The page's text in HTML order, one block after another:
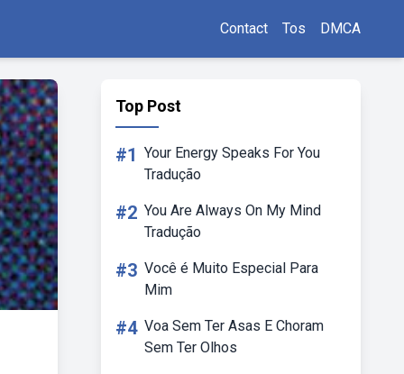
Contact Tos DMCA
Top Post
#1 Your Energy Speaks For You
Tradução
#2 You Are Always On My Mind
Tradução
#3 Você é Muito Especial Para
Mim
#4 Voa Sem Ter Asas E Choram
Sem Ter Olhos